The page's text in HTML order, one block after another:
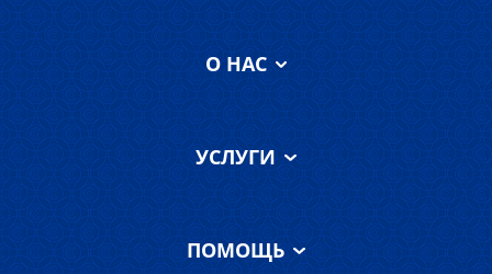
О НАС
Об IAC Chambers
Наша команда
О суде МФЦА
О МАЦ
УСЛУГИ
Услуги
Отзывы
ПОМОЩЬ